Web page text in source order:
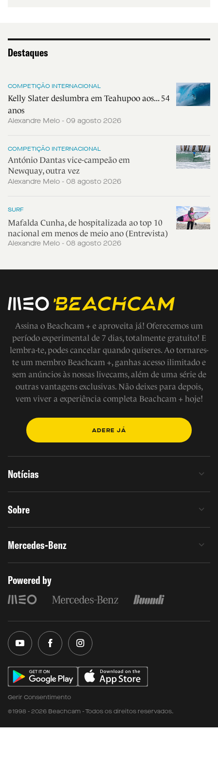
Destaques
COMPETIÇÃO INTERNACIONAL
Kelly Slater deslumbra em Teahupoo aos... 54
anos
Alexandre Melo - 09 agosto 2026
COMPETIÇÃO INTERNACIONAL
António Dantas vice-campeão em
Newquay, outra vez
Alexandre Melo - 08 agosto 2026
SURF
Mafalda Cunha, de hospitalizada ao top 10
nacional em menos de meio ano (Entrevista)
Alexandre Melo - 08 agosto 2026
Assina o Beachcam + e aproveita já! Oferecemos um
período experimental de 7 dias, totalmente gratuito! E
lembra-te, podes cancelar quando quiseres. Ao tornares-
te um membro Beachcam +, ganhas acesso ilimitado e
sem anúncios às nossas livecams, além de uma série de
outras vantagens exclusivas. Não deixes para depois,
vem viver a experiência completa Beachcam + hoje!
ADERE JÁ
Notícias
Sobre
Mercedes-Benz
Powered by
Gerir Consentimento
©1998 - 2026 Beachcam - Todos os direitos reservados.